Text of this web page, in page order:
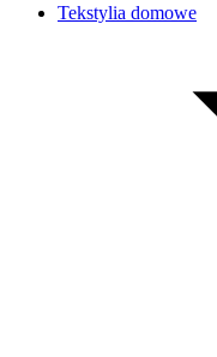
Tekstylia domowe